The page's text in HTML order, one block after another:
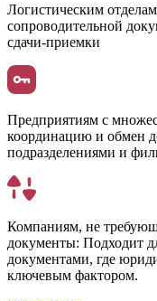
Логистическим
сопроводительной
сдачи-приемки
Предприятиям с
координацию и обмен
подразделениями и
Компаниям, не
документы: Подходит
документами, где
ключевым фактором.